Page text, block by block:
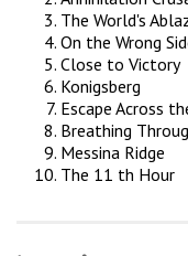
The World's
On the Wrong
Close to Victory
Konigsberg
Escape Across
Breathing
Messina Ridge
The 11 th Hour